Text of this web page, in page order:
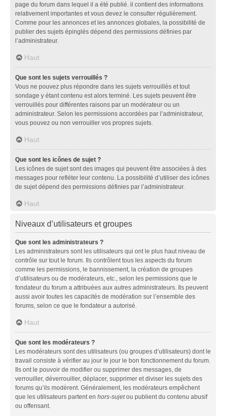
page du forum dans lequel il a été publié. il contient des informations
relativement importantes et vous devez le consulter régulièrement.
Comme pour les annonces et les annonces globales, la possibilité de
publier des sujets épinglés dépend des permissions définies par
l’administrateur.
Haut
Que sont les sujets verrouillés ?
Vous ne pouvez plus répondre dans les sujets verrouillés et tout
sondage y étant contenu est alors terminé. Les sujets peuvent être
verrouillés pour différentes raisons par un modérateur ou un
administrateur. Selon les permissions accordées par l’administrateur,
vous pouvez ou non verrouiller vos propres sujets.
Haut
Que sont les icônes de sujet ?
Les icônes de sujet sont des images qui peuvent être associées à des
messages pour refléter leur contenu. La possibilité d’utiliser des icônes
de sujet dépend des permissions définies par l’administrateur.
Haut
Niveaux d’utilisateurs et groupes
Que sont les administrateurs ?
Les administrateurs sont les utilisateurs qui ont le plus haut niveau de
contrôle sur tout le forum. Ils contrôlent tous les aspects du forum
comme les permissions, le bannissement, la création de groupes
d’utilisateurs ou de modérateurs, etc., selon les permissions que le
fondateur du forum a attribuées aux autres administrateurs. Ils peuvent
aussi avoir toutes les capacités de modération sur l’ensemble des
forums, selon ce que le fondateur a autorisé.
Haut
Que sont les modérateurs ?
Les modérateurs sont des utilisateurs (ou groupes d’utilisateurs) dont le
travail consiste à vérifier au jour le jour le bon fonctionnement du forum.
Ils ont le pouvoir de modifier ou supprimer des messages, de
verrouiller, déverrouiller, déplacer, supprimer et diviser les sujets des
forums qu’ils modèrent. Généralement, les modérateurs empêchent
que les utilisateurs partent en hors-sujetou publient du contenu abusif
ou offensant.